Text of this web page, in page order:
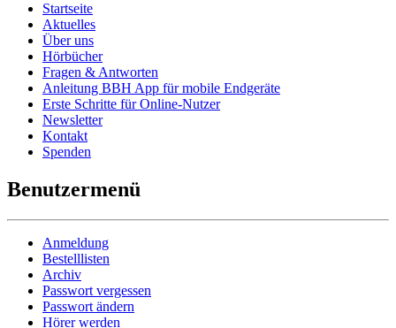
Startseite
Aktuelles
Über uns
Hörbücher
Fragen & Antworten
Anleitung BBH App für mobile Endgeräte
Erste Schritte für Online-Nutzer
Newsletter
Kontakt
Spenden
Benutzermenü
Anmeldung
Bestelllisten
Archiv
Passwort vergessen
Passwort ändern
Hörer werden